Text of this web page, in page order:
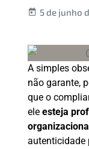
5 de junho
A simples
não garante,
que o
ele esteja
autenticidade